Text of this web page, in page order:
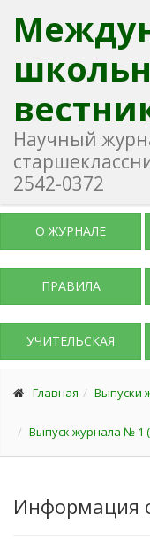
Научный
2542-0372
О ЖУРНАЛЕ
ПРАВИЛА
УЧИТЕЛЬСКАЯ
Главная Выпуски
Выпуск журнала № 1
Информация